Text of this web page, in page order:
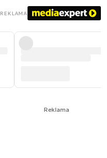
REKLAMA
Reklama